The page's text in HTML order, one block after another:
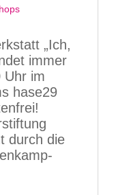
„Ich,
immer
Uhr im
hase29
durch die